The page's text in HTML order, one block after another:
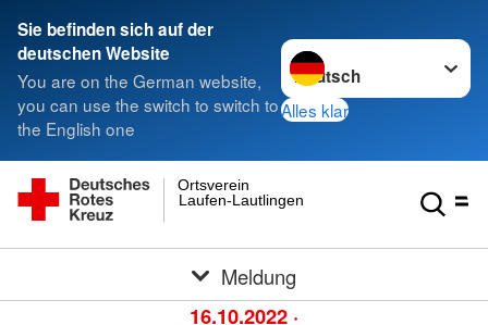
Sie befinden sich auf der
deutschen Website
You are on the German website,
you can use the switch to switch to
the English one
Sprache wechseln zu
Alles klar
Laufen-Lautlingen
Ortsverein
Meldung
16.10.2022 ·